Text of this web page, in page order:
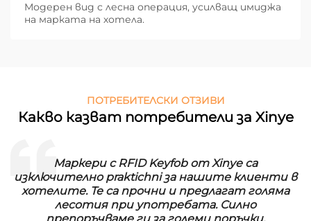
Модерен вид с лесна операция, усилващ имиджа
на марката на хотела.
ПОТРЕБИТЕЛСКИ ОТЗИВИ
Какво казват потребители за Xinye
Маркери с RFID Keyfob от Xinye са
изключително praktichni за нашите клиенти в
хотелите. Те са прочни и предлагат голяма
лесотия при употребата. Силно